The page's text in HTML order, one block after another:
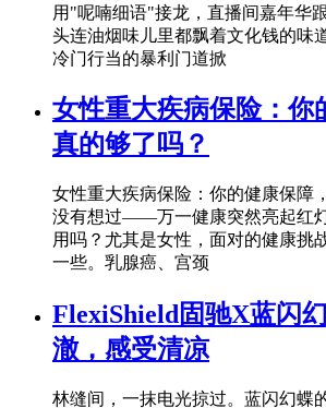
用"呢喃细语"接龙，直播间嘉年华
头连油烟味儿里都飘着文化钱的味
冷门行当的暴利门道掀
女性重大疾病保险：你
真的够了吗？
女性重大疾病保险：你的健康保障
没有想过——万一健康突然亮起红
用吗？尤其是女性，面对的健康
一些。乳腺癌、宫颈
FlexiShield固驰X蓝闪
澈，感受清凉
林缝间，一抹电光掠过。蓝闪幻蝶